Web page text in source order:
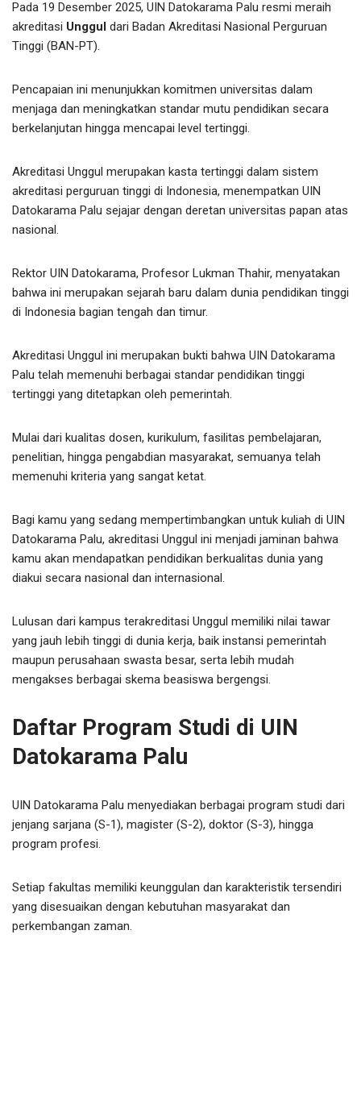
Pada 19 Desember 2025, UIN Datokarama Palu resmi meraih
akreditasi Unggul dari Badan Akreditasi Nasional Perguruan
Tinggi (BAN-PT).
Pencapaian ini menunjukkan komitmen universitas dalam
menjaga dan meningkatkan standar mutu pendidikan secara
berkelanjutan hingga mencapai level tertinggi.
Akreditasi Unggul merupakan kasta tertinggi dalam sistem
akreditasi perguruan tinggi di Indonesia, menempatkan UIN
Datokarama Palu sejajar dengan deretan universitas papan atas
nasional.
Rektor UIN Datokarama, Profesor Lukman Thahir, menyatakan
bahwa ini merupakan sejarah baru dalam dunia pendidikan tinggi
di Indonesia bagian tengah dan timur.
Akreditasi Unggul ini merupakan bukti bahwa UIN Datokarama
Palu telah memenuhi berbagai standar pendidikan tinggi
tertinggi yang ditetapkan oleh pemerintah.
Mulai dari kualitas dosen, kurikulum, fasilitas pembelajaran,
penelitian, hingga pengabdian masyarakat, semuanya telah
memenuhi kriteria yang sangat ketat.
Bagi kamu yang sedang mempertimbangkan untuk kuliah di UIN
Datokarama Palu, akreditasi Unggul ini menjadi jaminan bahwa
kamu akan mendapatkan pendidikan berkualitas dunia yang
diakui secara nasional dan internasional.
Lulusan dari kampus terakreditasi Unggul memiliki nilai tawar
yang jauh lebih tinggi di dunia kerja, baik instansi pemerintah
maupun perusahaan swasta besar, serta lebih mudah
mengakses berbagai skema beasiswa bergengsi.
Daftar Program Studi di UIN
Datokarama Palu
UIN Datokarama Palu menyediakan berbagai program studi dari
jenjang sarjana (S-1), magister (S-2), doktor (S-3), hingga
program profesi.
Setiap fakultas memiliki keunggulan dan karakteristik tersendiri
yang disesuaikan dengan kebutuhan masyarakat dan
perkembangan zaman.